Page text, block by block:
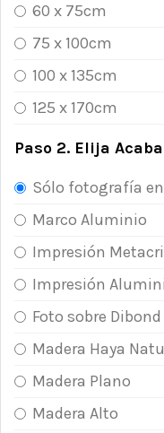
60 x 75cm
75 x 100cm
100 x 135cm
125 x 170cm
Paso 2. Elija
Sólo fotografía
Marco Aluminio
Impresión
Impresión
Foto sobre Dibond
Madera Haya
Madera Plano
Madera Alto